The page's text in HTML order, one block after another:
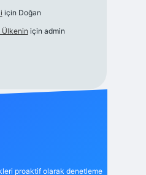
için Doğan
için admin
proaktif olarak denetleme